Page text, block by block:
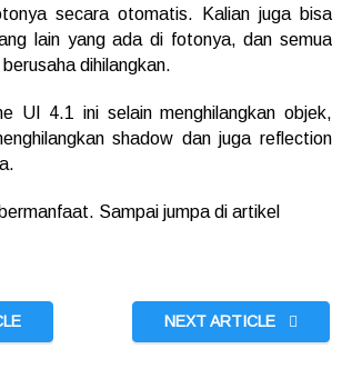
secara otomatis. Kalian juga bisa
lain yang ada di fotonya, dan semua
dihilangkan.
UI 4.1 ini selain menghilangkan objek,
shadow dan juga reflection
Sampai jumpa di artikel
NEXT ARTICLE